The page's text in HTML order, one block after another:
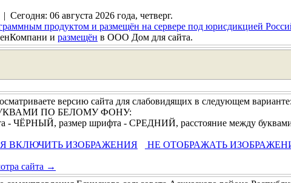
| Сегодня: 06 августа 2026 года, четверг.
продуктом и размещён на сервере под юрисдикцией
и размещён в ООО Дом для сайта.
версию сайта для слабовидящих в следующем варианте:
ПО БЕЛОМУ ФОНУ:
- ЧЁРНЫЙ, размер шрифта - СРЕДНИЙ, расстояние между
ВКЛЮЧИТЬ ИЗОБРАЖЕНИЯ НЕ ОТОБРАЖАТЬ
сайта →